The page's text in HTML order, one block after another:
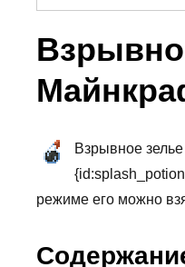
Взрывное
режиме его можно